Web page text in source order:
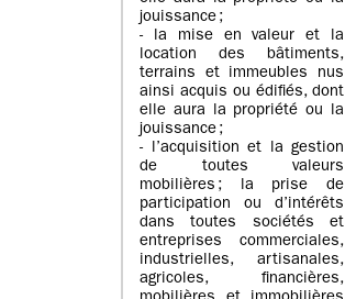
jouissance ;
- la mise en valeur et la
location des bâtiments,
terrains et immeubles nus
ainsi acquis ou édifiés, dont
elle aura la propriété ou la
jouissance ;
- l’acquisition et la gestion
de toutes valeurs
mobilières ; la prise de
participation ou d’intérêts
dans toutes sociétés et
entreprises commerciales,
industrielles, artisanales,
agricoles, financières,